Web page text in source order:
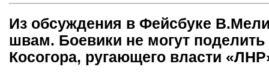
Из обсуждения в Фейсбуке
швам. Боевики не могут
Косогора, ругающего власти